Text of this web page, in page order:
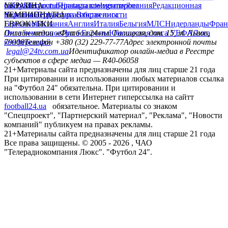
сайтуКонтактыПравила комментированияРедакционная
политикаСтруктура собственности
facebookxyoutubeinstagramtelegramviber
УКРАИНА
УкраинаПервая лигаВторая лига
ЧЕМПИОНАТЫ
ГерманияИспанияАнглияИталияБельгияМЛСНидерланды
ЕВРОКУБКИ
Лига чемпионовЛига ЕвропыЮношеская лига УЕФАЛига
конференций
Онлайн-медиа «Футбол 24»пл. Галицкая, дом. 15, м. Львов,
79008Телефон +380 (32) 229-77-77Адрес электронной почты
legal@24tv.com.uaИдентификатор онлайн-медиа в Реестре
субъектов в сфере медиа — R40-06058
21+Материалы сайта предназначены для лиц старше 21 года
При цитировании и использовании любых материалов ссылка
на "Футбол 24" обязательна. При цитировании и
использовании в сети Интернет гиперссылка на сайтт
football24.ua
обязательное. Материалы со знаком
"Спецпроект", "Партнерский материал", "Реклама", "Новости
компаний" публикуем на правах рекламы.
21+Материалы сайта предназначены для лиц старше 21 года
Все права защищены. © 2005 - 2026 , ЧАО
"Телерадиокомпания Люкс". "Футбол 24".